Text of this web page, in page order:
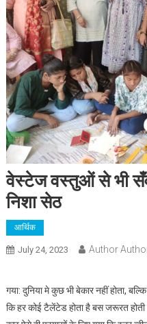
वेस्टेज वस्तुओं से भी
निशा सेठ
आर्थिक
July 24, 2023 Author
गया: दुनिया मे कुछ भी बेकार नहीं होता,
कि हर कोई टैलेंटेड होता है बस जरूरत